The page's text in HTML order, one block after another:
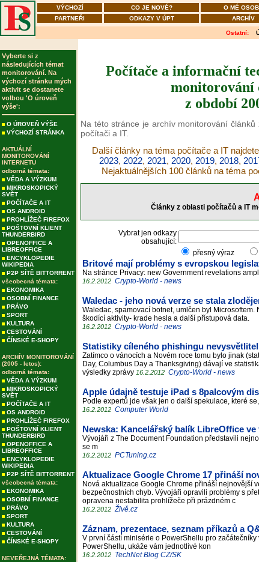
VÝCHOZÍ CO JE NOVÉ? O MÉ
PARTNEŘI
ODKAZY V ÚPT ARCHÍV
Ostatní:
Vyberte si z
následujících témat
monitorování. Na
výchozí stránku mých
aktivit se dostanete
volbou 'O úroveň
výše':
O ÚROVEŇ VÝŠE
VÝCHOZÍ STRÁNKA
AKTUÁLNÍ
MONITOROVÁNÍ
INTERNETU
odborná témata:
VĚDA A VÝZKUM
MIKROSKOPICKÝ
SVĚT
POČÍTAČE A IT
OS ANDROID
PROHLÍŽEČ FIREFOX
POŠTOVNÍ KLIENT
THUNDERBIRD
OPENOFFICE A
LIBREOFFICE
ENCYKLOPEDIE
WIKIPEDIA
P2P SÍTĚ BITTORRENT
všeobecná témata:
EKONOMIKA
OSOBNÍ FINANCE
PRÁVO
SPORT
KULTURA
CESTOVÁNÍ
ČÍNSKÉ E-SHOPY
ARCHÍV MONITOROVÁNÍ
(2005 - letos):
odborná témata:
VĚDA A VÝZKUM
MIKROSKOPICKÝ
SVĚT
POČÍTAČE A IT
OS ANDROID
PROHLÍŽEČ FIREFOX
POŠTOVNÍ KLIENT
THUNDERBIRD
OPENOFFICE A
LIBREOFFICE
ENCYKLOPEDIE
WIKIPEDIA
P2P SÍTĚ BITTORRENT
všeobecná témata:
EKONOMIKA
OSOBNÍ FINANCE
PRÁVO
SPORT
KULTURA
CESTOVÁNÍ
ČÍNSKÉ E-SHOPY
NEVEŘEJNÁ TÉMATA:
Počítače a informační
monitorování
z období
Na této stránce je archív monitorování
počítači a IT.
Další články na téma počítače a IT
2023, 2022, 2021, 2020, 2019, 2018,
Nejaktuálnějších 100 článků na téma
Články z oblasti počítačů a IT
Vybrat jen odkazy
obsahující:
přesný výraz
Britové mají problémy s evropskou
Na stránce Privacy: new Government revelations
16.2.2012 Crypto-World - news
Waledac - jeho nová verze se stala
Waledac, spamovací botnet, umlčen byl
škodící aktivity- krade hesla a další přístupová data.
16.2.2012 Crypto-World - news
Statistiky cíleného phishingu
Zatímco o vánocích a Novém roce tomu bylo jinak
Day, Columbus Day a Thanksgiving) dávají ve
výsledky zprávy 16.2.2012 Crypto-World - news
Apple údajně testuje iPad s 8palcovým
Podle expertů jde však jen o další spekulace, které
16.2.2012 Computer World
Newska: Kancelářský balík LibreOffice
Vývojáři z The Document Foundation představili
se m
16.2.2012 PCTuning.cz
Aktualizace Google Chrome 17 přináší
Nová aktualizace Google Chrome přináší nejnovější
bezpečnostních chyb. Vývojáři opravili problémy s
opravena nestabilita prohlížeče při prázdném c
16.2.2012 Živě.cz
Záznam, prezentace, seznam příkazů a
V první částí minisérie o PowerShellu pro
PowerShellu, ukáže vám jednotlivé kon
16.2.2012 TechNet Blog CZ/SK